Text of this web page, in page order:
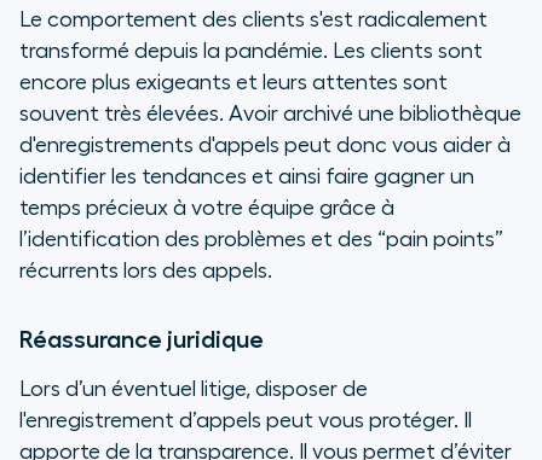
Le comportement des clients s'est radicalement
transformé depuis la pandémie. Les clients sont
encore plus exigeants et leurs attentes sont
souvent très élevées. Avoir archivé une bibliothèque
d'enregistrements d'appels peut donc vous aider à
identifier les tendances et ainsi faire gagner un
temps précieux à votre équipe grâce à
l’identification des problèmes et des “pain points”
récurrents lors des appels.
Réassurance juridique
Lors d’un éventuel litige, disposer de
l'enregistrement d’appels peut vous protéger. Il
apporte de la transparence. Il vous permet d’éviter